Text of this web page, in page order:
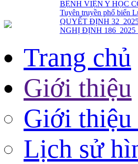
Trang chủ
Giới thiệu
Giới thiệu
Lịch sử
QUYẾT ĐỊNH
NGHỊ ĐỊNH